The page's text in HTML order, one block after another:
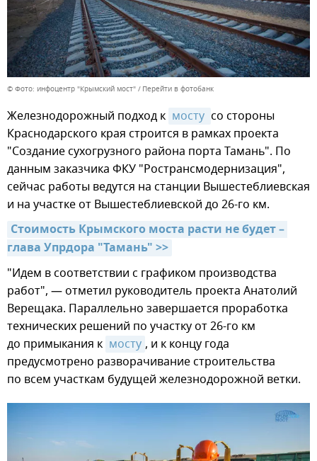
© Фото: инфоцентр "Крымский мост" Перейти в фотобанк
Железнодорожный подход к мосту со стороны
Краснодарского края строится в рамках проекта
"Создание сухогрузного района порта Тамань". По
данным заказчика ФКУ "Ространсмодернизация",
сейчас работы ведутся на станции Вышестеблиевская
и на участке от Вышестеблиевской до 26-го км.
Стоимость Крымского моста расти не будет –
глава Упрдора "Тамань" >>
"Идем в соответствии с графиком производства
работ", — отметил руководитель проекта Анатолий
Верещака. Параллельно завершается проработка
технических решений по участку от 26-го км
до примыкания к мосту , и к концу года
предусмотрено разворачивание строительства
по всем участкам будущей железнодорожной ветки.